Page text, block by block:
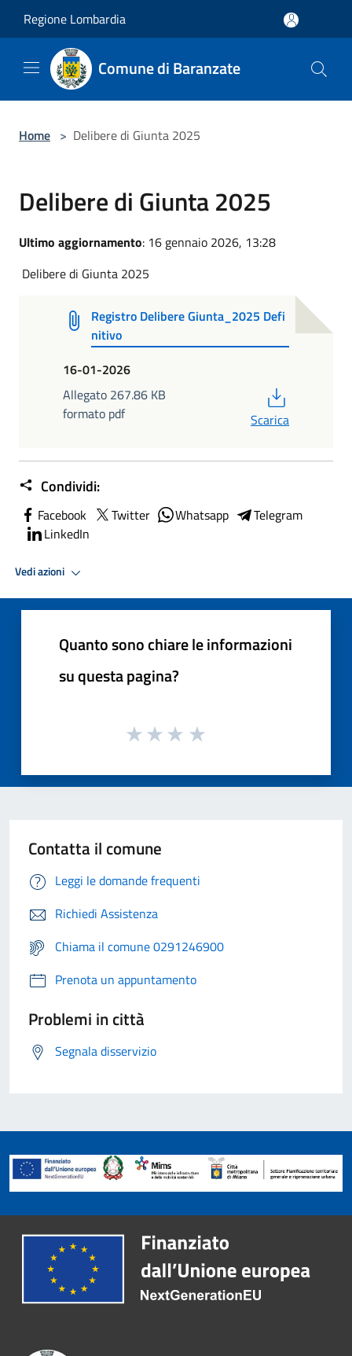
Regione Lombardia
Comune di Baranzate
Home > Delibere di Giunta 2025
Delibere di Giunta 2025
Ultimo aggiornamento: 16 gennaio 2026, 13:28
Delibere di Giunta 2025
Registro Delibere Giunta_2025 Defi
nitivo
16-01-2026
Allegato 267.86 KB
formato pdf
Scarica
Condividi:
Facebook Twitter Whatsapp
Telegram
LinkedIn
Vedi azioni
Quanto sono chiare le informazioni
su questa pagina?
Contatta il comune
Leggi le domande frequenti
Richiedi Assistenza
Chiama il comune 0291246900
Prenota un appuntamento
Problemi in città
Segnala disservizio